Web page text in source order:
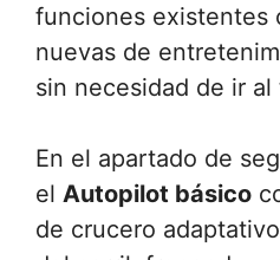
funciones existentes
nuevas de
sin necesidad de ir al
En el apartado de
el Autopilot básico
de crucero